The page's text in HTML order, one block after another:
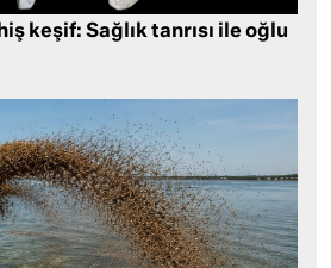
keşif: Sağlık tanrısı ile oğlu